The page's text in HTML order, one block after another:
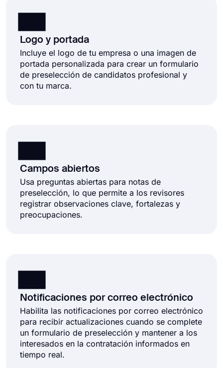
Logo y portada
Incluye el logo de tu empresa o una imagen de
portada personalizada para crear un formulario
de preselección de candidatos profesional y
con tu marca.
Campos abiertos
Usa preguntas abiertas para notas de
preselección, lo que permite a los revisores
registrar observaciones clave, fortalezas y
preocupaciones.
Notificaciones por correo electrónico
Habilita las notificaciones por correo electrónico
para recibir actualizaciones cuando se complete
un formulario de preselección y mantener a los
interesados en la contratación informados en
tiempo real.